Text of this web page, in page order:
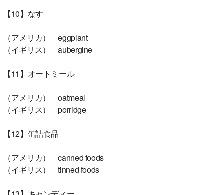
【10】なす
（アメリカ） eggplant
（イギリス） aubergine
【11】オートミール
（アメリカ） oatmeal
（イギリス） porridge
【12】缶詰食品
（アメリカ） canned foods
（イギリス） tinned foods